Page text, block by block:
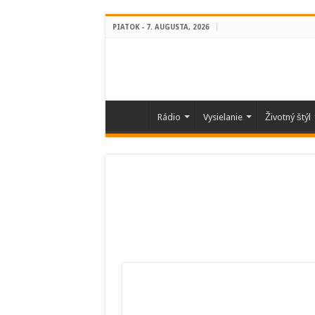
PIATOK - 7. AUGUSTA, 2026
Rádio Vysielanie Životný štýl